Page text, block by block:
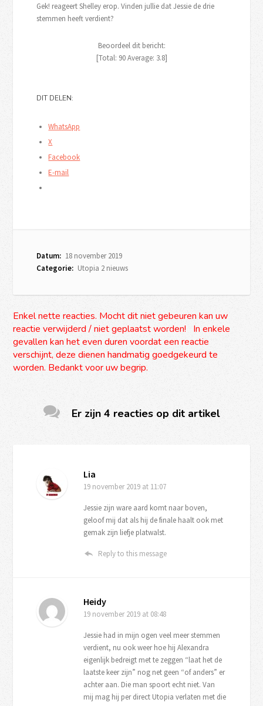
Gek! reageert Shelley erop. Vinden jullie dat Jessie de drie
stemmen heeft verdient?
Beoordeel dit bericht:
[Total: 90Average: 3.8]
DIT DELEN:
WhatsApp
X
Facebook
E-mail
Datum: 18 november 2019
Categorie: Utopia 2 nieuws
Enkel nette reacties. Mocht dit niet gebeuren kan uw
reactie verwijderd / niet geplaatst worden! In enkele
gevallen kan het even duren voordat een reactie
verschijnt, deze dienen handmatig goedgekeurd te
worden. Bedankt voor uw begrip.
Er zijn 4 reacties op dit artikel
Lia
19 november 2019 at 11:07
Jessie zijn ware aard komt naar boven,
geloof mij dat als hij de finale haalt ook met
gemak zijn liefje platwalst.
Reply to this message
Heidy
19 november 2019 at 08:48
Jessie had in mijn ogen veel meer stemmen
verdient, nu ook weer hoe hij Alexandra
eigenlijk bedreigt met te zeggen “laat het de
laatste keer zijn” nog net geen “of anders” er
achter aan. Die man spoort echt niet. Van
mij mag hij per direct Utopia verlaten met die